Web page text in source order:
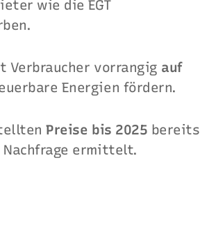
wie die EGT
Verbraucher vorrangig auf
Energien fördern.
Preise bis 2025 bereits
Nachfrage ermittelt.